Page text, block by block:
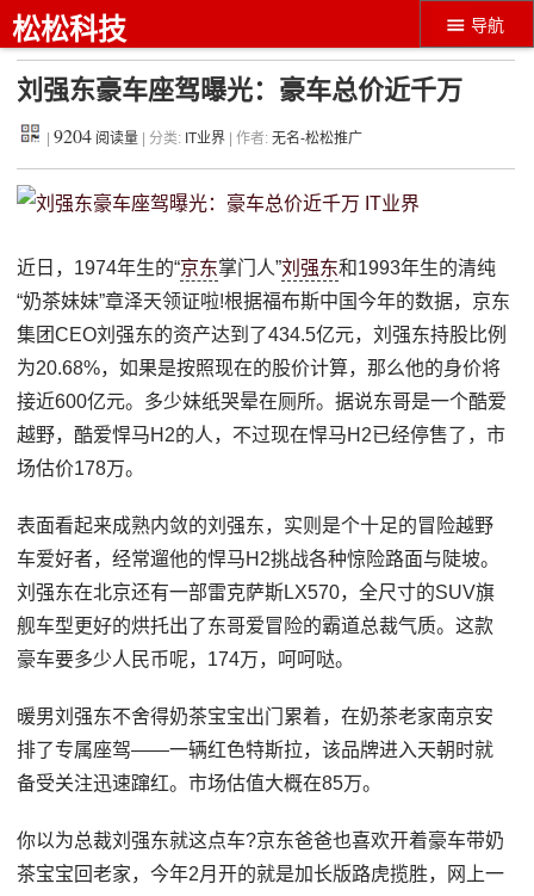
导航
松松科技
刘强东豪车座驾曝光：豪车总价近千万
|9204 阅读量 | 分类: IT业界 | 作者:无名-松松推广
近日，1974年生的“京东掌门人”刘强东和1993年生的清纯
“奶茶妹妹”章泽天领证啦!根据福布斯中国今年的数据，京东
集团CEO刘强东的资产达到了434.5亿元，刘强东持股比例
为20.68%，如果是按照现在的股价计算，那么他的身价将
接近600亿元。多少妹纸哭晕在厕所。据说东哥是一个酷爱
越野，酷爱悍马H2的人，不过现在悍马H2已经停售了，市
场估价178万。
表面看起来成熟内敛的刘强东，实则是个十足的冒险越野
车爱好者，经常遛他的悍马H2挑战各种惊险路面与陡坡。
刘强东在北京还有一部雷克萨斯LX570，全尺寸的SUV旗
舰车型更好的烘托出了东哥爱冒险的霸道总裁气质。这款
豪车要多少人民币呢，174万，呵呵哒。
暖男刘强东不舍得奶茶宝宝出门累着，在奶茶老家南京安
排了专属座驾——一辆红色特斯拉，该品牌进入天朝时就
备受关注迅速蹿红。市场估值大概在85万。
你以为总裁刘强东就这点车?京东爸爸也喜欢开着豪车带奶
茶宝宝回老家，今年2月开的就是加长版路虎揽胜，网上一